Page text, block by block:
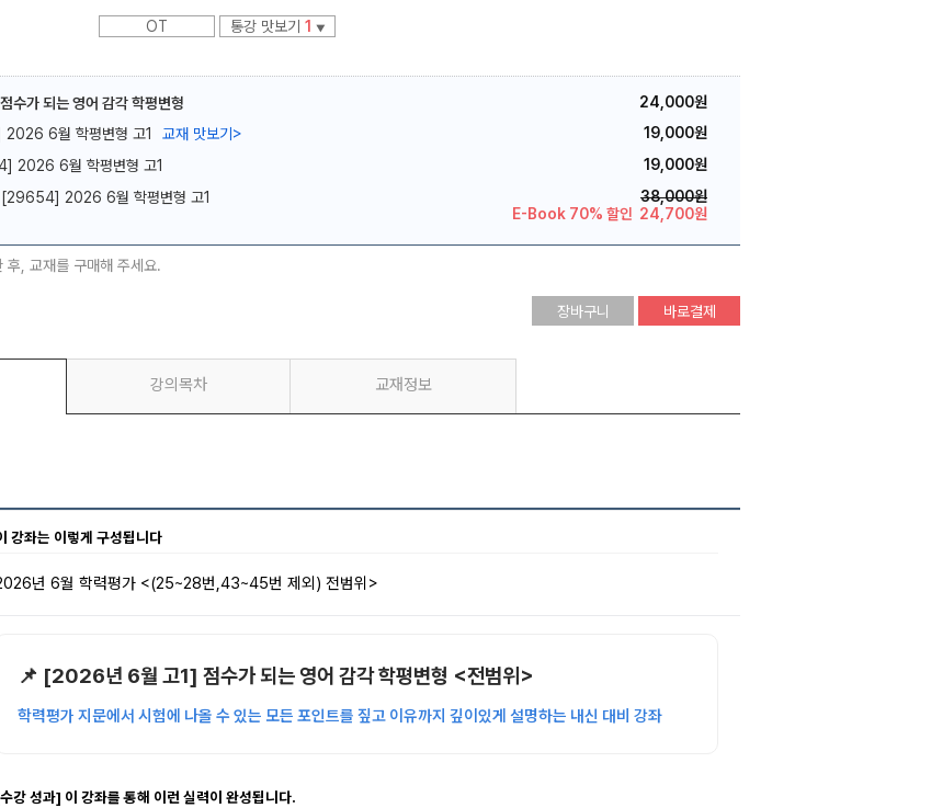
메가스터디
OT 통강 맛보기 1 ▼
가 되는 영어 감각 학평변형 24,000원
6월 학평변형 고1 교재 맛보기 > 19,000원
2026 6월 학평변형 고1 19,000원
[29654] 2026 6월 학평변형 고1
38,000원
E-Book 70% 할인 24,700원
후, 교재를 구매해 주세요.
장바구니 바로결제
강의목차 교재정보
강좌는 이렇게 구성됩니다
년 6월 학력평가 <(25~28번,43~45번 제외) 전범위>
📌 [2026년 6월 고1] 점수가 되는 영어 감각 학평변형 <전범위>
학력평가 지문에서 시험에 나올 수 있는 모든 포인트를 짚고 이유까지 깊이있게 설명하는 내신 대비 강좌
강 성과] 이 강좌를 통해 이런 실력이 완성됩니다.